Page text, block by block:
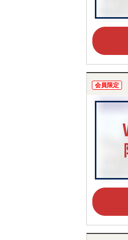
会員限定